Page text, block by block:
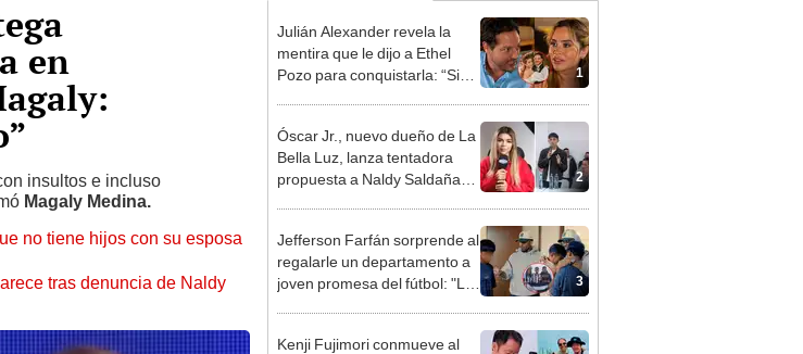
en
insultos e incluso
Magaly Medina.
no tiene hijos con su esposa
tras denuncia de Naldy
1
Julián Alexander revela la
mentira que le dijo a Ethel
Pozo para conquistarla: “Si
2
Óscar Jr., nuevo dueño de La
Bella Luz, lanza tentadora
propuesta a Naldy Saldaña
tipo de ley”
3
Jefferson Farfán sorprende al
regalarle un departamento a
joven promesa del fútbol: "Lo
Kenji Fujimori conmueve al